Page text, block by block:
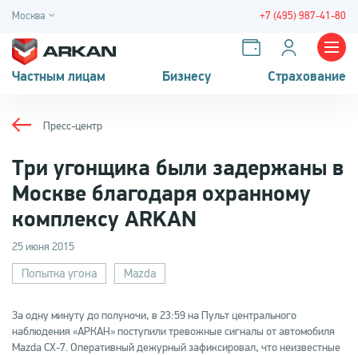
Москва +7 (495) 987-41-80
Частным лицам Бизнесу Страхование
Пресс-центр
Три угонщика были задержаны в
Москве благодаря охранному
комплексу ARKAN
25 июня 2015
Попытка угона Mazda
За одну минуту до полуночи, в 23:59 на Пульт центрального
наблюдения «АРКАН» поступили тревожные сигналы от автомобиля
Mazda CX-7. Оперативный дежурный зафиксировал, что неизвестные